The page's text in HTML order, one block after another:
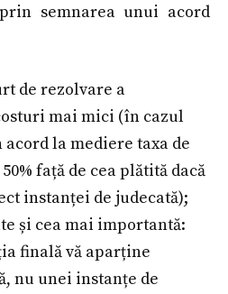
semnarea unui acord
de rezolvare a
mai mici (în cazul
la mediere taxa de
față de cea plătită dacă
instanței de judecată);
și cea mai importantă:
finală vă aparține
nu unei instanțe de